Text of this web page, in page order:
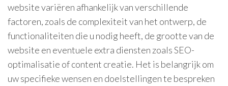
website variëren afhankelijk van verschillende
factoren, zoals de complexiteit van het ontwerp, de
functionaliteiten die u nodig heeft, de grootte van de
website en eventuele extra diensten zoals SEO-
optimalisatie of content creatie. Het is belangrijk om
uw specifieke wensen en doelstellingen te bespreken